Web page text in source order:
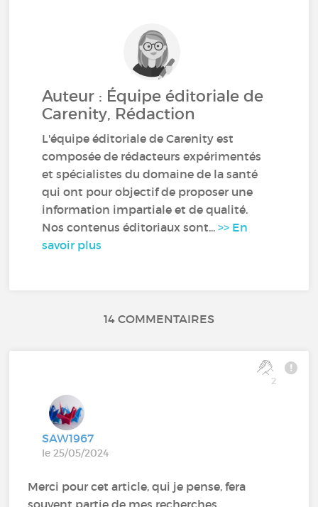
Auteur : Équipe éditoriale de
Carenity, Rédaction
L'équipe éditoriale de Carenity est
composée de rédacteurs expérimentés
et spécialistes du domaine de la santé
qui ont pour objectif de proposer une
information impartiale et de qualité.
Nos contenus éditoriaux sont...>> En
savoir plus
14 COMMENTAIRES
2
SAW1967
le 25/05/2024
Merci pour cet article, qui je pense, fera
souvent partie de mes recherches